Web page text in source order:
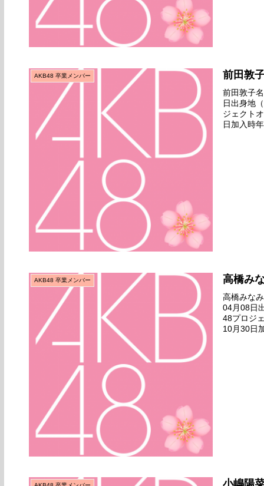
AKB48 卒業メンバー 前田敦
前田敦子
日出身地
ジェクト
日加入時
AKB48 卒業メンバー 高橋み
高橋みな
04月08日
48プロジ
10月30日